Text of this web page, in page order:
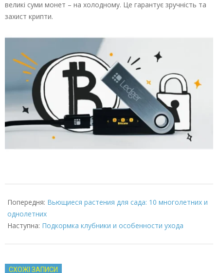
великі суми монет – на холодному. Це гарантує зручність та
захист крипти.
06-
26
Попередня: Вьющиеся растения для сада: 10 многолетних и
однолетних
Наступна: Подкормка клубники и особенности ухода
СХОЖІ ЗАПИСИ